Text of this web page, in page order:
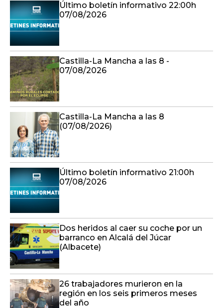
Último boletín informativo 22:00h
07/08/2026
Castilla-La Mancha a las 8 -
07/08/2026
Castilla-La Mancha a las 8
(07/08/2026)
Último boletín informativo 21:00h
07/08/2026
Dos heridos al caer su coche por un
barranco en Alcalá del Júcar
(Albacete)
26 trabajadores murieron en la
región en los seis primeros meses
del año